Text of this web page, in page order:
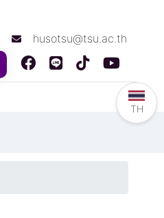
husotsu@tsu.ac.th
TH